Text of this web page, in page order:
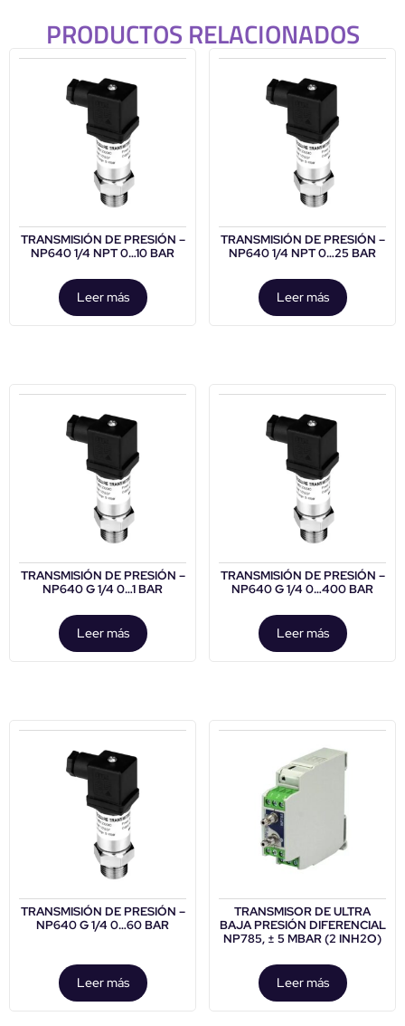
PRODUCTOS RELACIONADOS
TRANSMISIÓN DE PRESIÓN –
NP640 1/4 NPT 0…10 BAR
Leer más
TRANSMISIÓN DE PRESIÓN –
NP640 1/4 NPT 0…25 BAR
Leer más
TRANSMISIÓN DE PRESIÓN –
NP640 G 1/4 0…1 BAR
Leer más
TRANSMISIÓN DE PRESIÓN –
NP640 G 1/4 0…400 BAR
Leer más
TRANSMISIÓN DE PRESIÓN –
NP640 G 1/4 0…60 BAR
Leer más
TRANSMISOR DE ULTRA
BAJA PRESIÓN DIFERENCIAL
NP785, ± 5 MBAR (2 INH2O)
Leer más